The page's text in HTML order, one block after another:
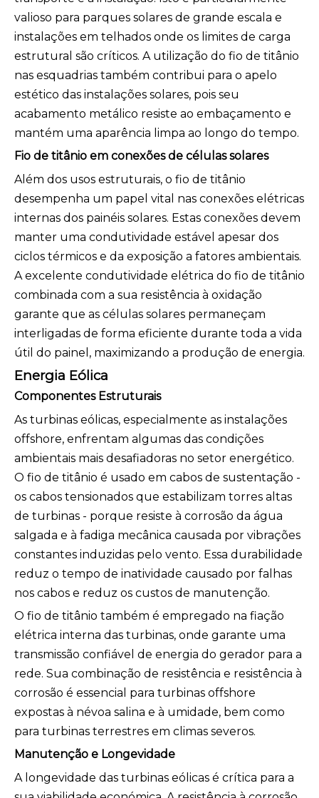
valioso para parques solares de grande escala e
instalações em telhados onde os limites de carga
estrutural são críticos. A utilização do fio de titânio
nas esquadrias também contribui para o apelo
estético das instalações solares, pois seu
acabamento metálico resiste ao embaçamento e
mantém uma aparência limpa ao longo do tempo.
Fio de titânio em conexões de células solares
Além dos usos estruturais, o fio de titânio
desempenha um papel vital nas conexões elétricas
internas dos painéis solares. Estas conexões devem
manter uma condutividade estável apesar dos
ciclos térmicos e da exposição a fatores ambientais.
A excelente condutividade elétrica do fio de titânio
combinada com a sua resistência à oxidação
garante que as células solares permaneçam
interligadas de forma eficiente durante toda a vida
útil do painel, maximizando a produção de energia.
Energia Eólica
Componentes Estruturais
As turbinas eólicas, especialmente as instalações
offshore, enfrentam algumas das condições
ambientais mais desafiadoras no setor energético.
O fio de titânio é usado em cabos de sustentação -
os cabos tensionados que estabilizam torres altas
de turbinas - porque resiste à corrosão da água
salgada e à fadiga mecânica causada por vibrações
constantes induzidas pelo vento. Essa durabilidade
reduz o tempo de inatividade causado por falhas
nos cabos e reduz os custos de manutenção.
O fio de titânio também é empregado na fiação
elétrica interna das turbinas, onde garante uma
transmissão confiável de energia do gerador para a
rede. Sua combinação de resistência e resistência à
corrosão é essencial para turbinas offshore
expostas à névoa salina e à umidade, bem como
para turbinas terrestres em climas severos.
Manutenção e Longevidade
A longevidade das turbinas eólicas é crítica para a